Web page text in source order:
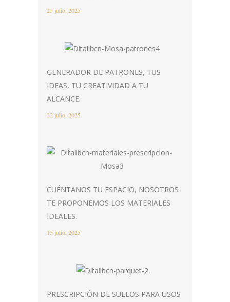
25 julio, 2025
GENERADOR DE PATRONES, TUS
IDEAS, TU CREATIVIDAD A TU
ALCANCE.
22 julio, 2025
CUÉNTANOS TU ESPACIO, NOSOTROS
TE PROPONEMOS LOS MATERIALES
IDEALES.
15 julio, 2025
PRESCRIPCIÓN DE SUELOS PARA USOS